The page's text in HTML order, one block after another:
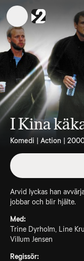
I Kina
Komedi | Action |
Arvid lyckas han
jobbar och blir hjälte.
Med:
Trine Dyrholm, Line
Villum Jensen
Regissör: